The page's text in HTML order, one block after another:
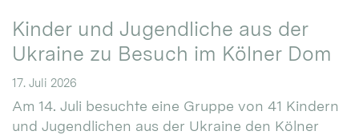
Kinder und Jugendliche aus der
Ukraine zu Besuch im Kölner Dom
17. Juli 2026
Am 14. Juli besuchte eine Gruppe von 41 Kindern
und Jugendlichen aus der Ukraine den Kölner